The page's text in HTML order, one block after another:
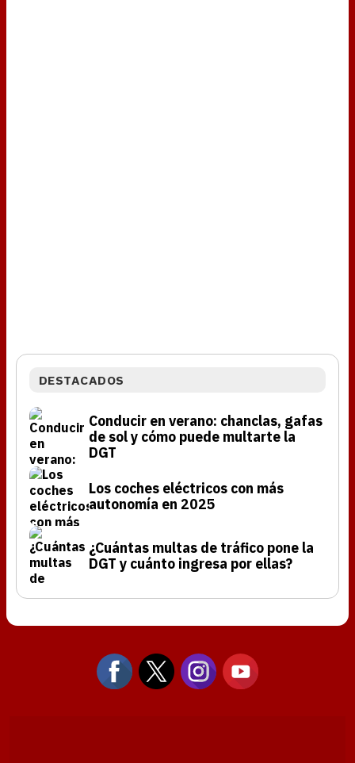
DESTACADOS
Conducir en verano: chanclas, gafas
de sol y cómo puede multarte la
DGT
Los coches eléctricos con más
autonomía en 2025
¿Cuántas multas de tráfico pone la
DGT y cuánto ingresa por ellas?